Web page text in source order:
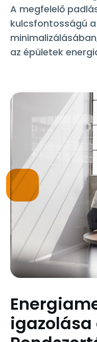
A megfelelő
kulcsfontosságú
az épületek
igazolása